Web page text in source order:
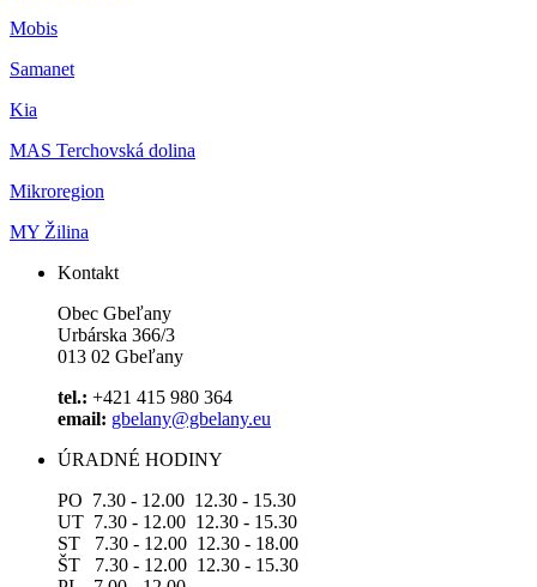
Mobis
Samanet
Kia
MAS Terchovská dolina
Mikroregion
MY Žilina
Kontakt
Obec Gbeľany
Urbárska 366/3
013 02 Gbeľany
tel.: +421 415 980 364
email: gbelany@gbelany.eu
ÚRADNÉ HODINY
PO 7.30 - 12.00 12.30 - 15.30
UT 7.30 - 12.00 12.30 - 15.30
ST 7.30 - 12.00 12.30 - 18.00
ŠT 7.30 - 12.00 12.30 - 15.30